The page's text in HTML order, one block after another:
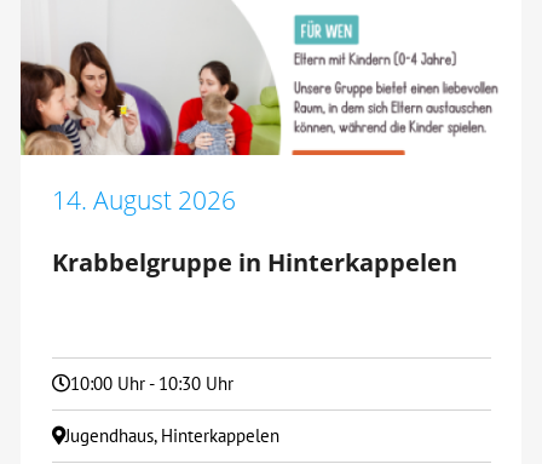
14. August 2026
Krabbelgruppe in Hinterkappelen
10:00 Uhr - 10:30 Uhr
Jugendhaus, Hinterkappelen